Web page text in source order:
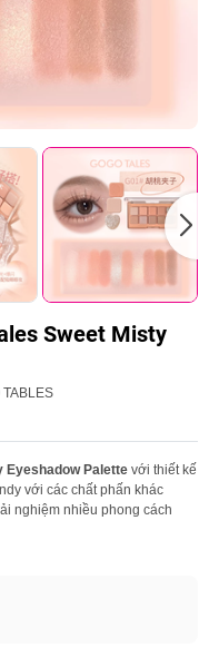
Sweet Misty
TABLES
Eyeshadow Palette với thiết kế
với các chất phấn khác
nghiệm nhiều phong cách